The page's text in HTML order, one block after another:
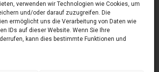
verwenden wir Technologien wie Cookies, um
und/oder darauf zuzugreifen. Die
ermöglicht uns die Verarbeitung von Daten wie
IDs auf dieser Website. Wenn Sie Ihre
kann dies bestimmte Funktionen und